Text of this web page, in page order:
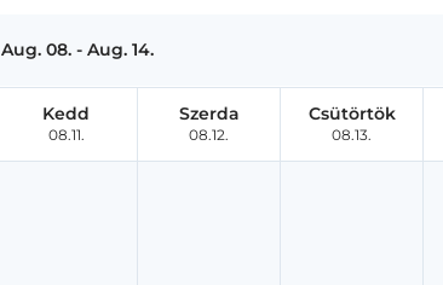
Aug. 08. - Aug. 14.
Kedd
08.11.
Szerda
08.12.
Csütörtök
08.13.